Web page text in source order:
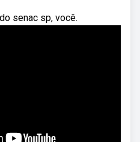
senac sp, você.